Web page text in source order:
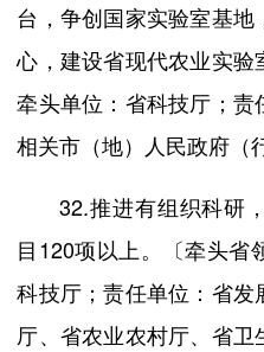
台，争创国家实验室基
心，建设省现代农业实验
牵头单位：省科技厅；
相关市（地）人民政府（
32.推进有组织科研
目120项以上。〔牵头省
科技厅；责任单位：省
厅、省农业农村厅、省